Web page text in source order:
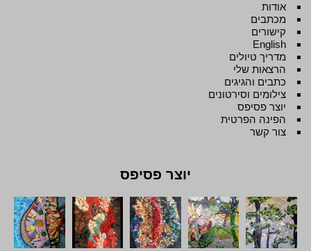
אודות
מכתבים
קישורים
English
מדריך טיולים
הרצאות שלי
כתבים והגיגים
צילומים וסירטונים
יוצר פסיפס
הפינה הפרטית
צור קשר
יוצר פסיפס